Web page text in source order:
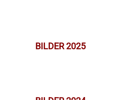
BILDER 2025